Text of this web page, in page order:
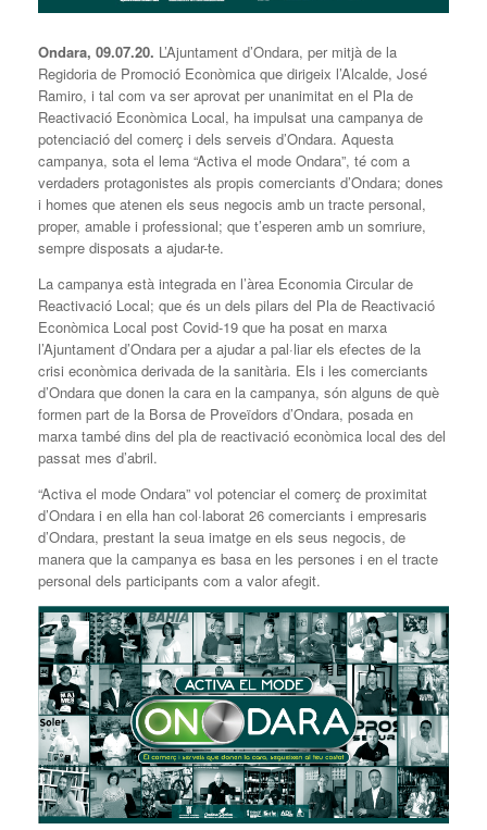
Ondara, 09.07.20. L’Ajuntament d’Ondara, per mitjà de la
Regidoria de Promoció Econòmica que dirigeix l’Alcalde, José
Ramiro, i tal com va ser aprovat per unanimitat en el Pla de
Reactivació Econòmica Local, ha impulsat una campanya de
potenciació del comerç i dels serveis d’Ondara. Aquesta
campanya, sota el lema “Activa el mode Ondara”, té com a
verdaders protagonistes als propis comerciants d’Ondara; dones
i homes que atenen els seus negocis amb un tracte personal,
proper, amable i professional; que t’esperen amb un somriure,
sempre disposats a ajudar-te.
La campanya està integrada en l’àrea Economia Circular de
Reactivació Local; que és un dels pilars del Pla de Reactivació
Econòmica Local post Covid-19 que ha posat en marxa
l’Ajuntament d’Ondara per a ajudar a pal·liar els efectes de la
crisi econòmica derivada de la sanitària. Els i les comerciants
d’Ondara que donen la cara en la campanya, són alguns de què
formen part de la Borsa de Proveïdors d’Ondara, posada en
marxa també dins del pla de reactivació econòmica local des del
passat mes d’abril.
“Activa el mode Ondara” vol potenciar el comerç de proximitat
d’Ondara i en ella han col·laborat 26 comerciants i empresaris
d’Ondara, prestant la seua imatge en els seus negocis, de
manera que la campanya es basa en les persones i en el tracte
personal dels participants com a valor afegit.